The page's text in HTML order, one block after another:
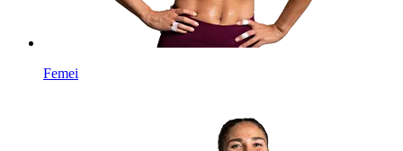
Femei